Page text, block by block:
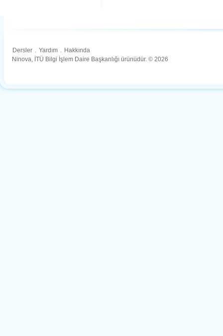
Dersler . Yardım . Hakkında
Ninova, İTÜ Bilgi İşlem Daire Başkanlığı ürünüdür. © 2026